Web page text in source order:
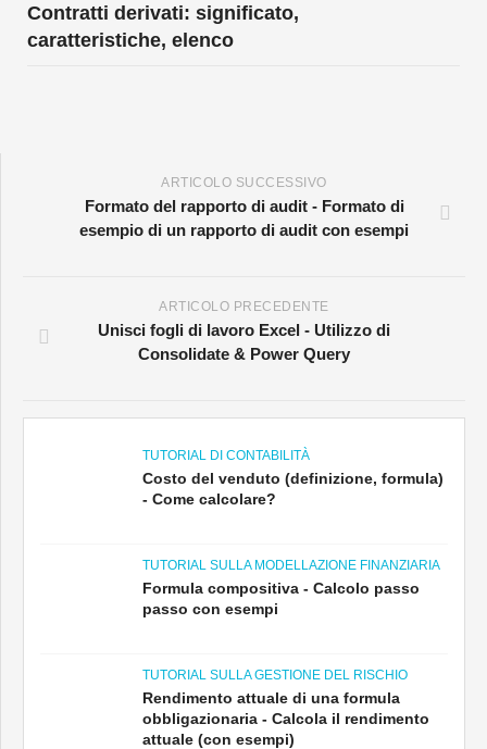
Contratti derivati: significato,
caratteristiche, elenco
ARTICOLO SUCCESSIVO
Formato del rapporto di audit - Formato di
esempio di un rapporto di audit con esempi
ARTICOLO PRECEDENTE
Unisci fogli di lavoro Excel - Utilizzo di
Consolidate & Power Query
TUTORIAL DI CONTABILITÀ
Costo del venduto (definizione, formula)
- Come calcolare?
TUTORIAL SULLA MODELLAZIONE FINANZIARIA
Formula compositiva - Calcolo passo
passo con esempi
TUTORIAL SULLA GESTIONE DEL RISCHIO
Rendimento attuale di una formula
obbligazionaria - Calcola il rendimento
attuale (con esempi)